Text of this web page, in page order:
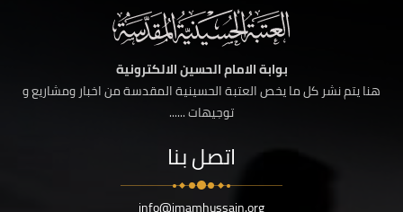
بوابة الامام الحسين الالكترونية
هنا يتم نشر كل ما يخص العتبة الحسينية المقدسة من اخبار ومشاريع و
توجيهات ......
اتصل بنا